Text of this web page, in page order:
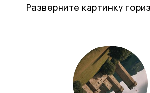
Разверните картинку